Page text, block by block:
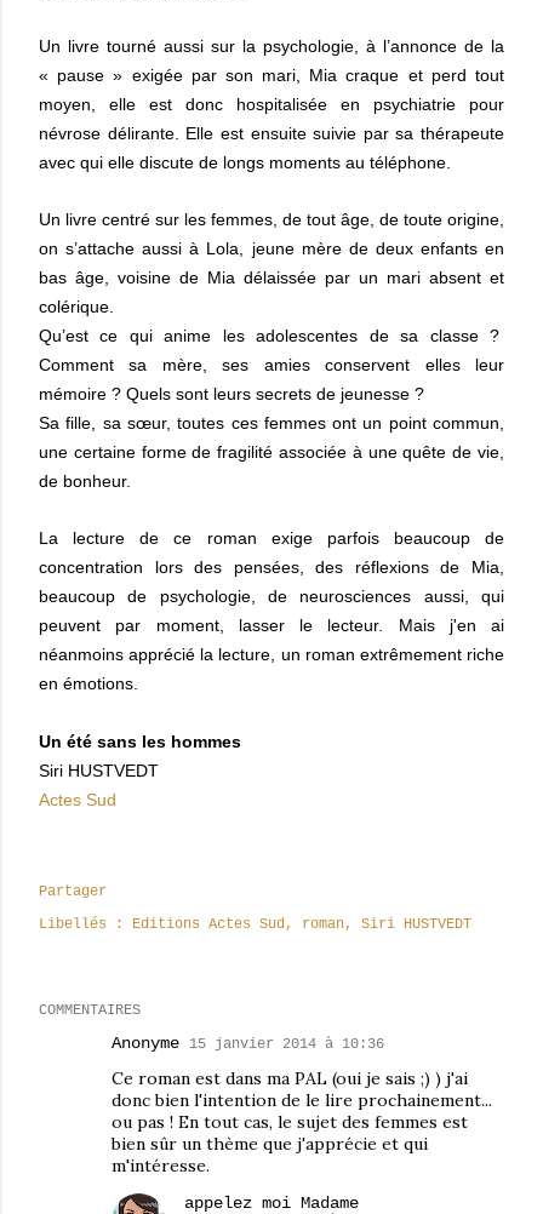
Un livre tourné aussi sur la psychologie, à l’annonce de la
« pause » exigée par son mari, Mia craque et perd tout
moyen, elle est donc hospitalisée en psychiatrie pour
névrose délirante. Elle est ensuite suivie par sa thérapeute
avec qui elle discute de longs moments au téléphone.
Un livre centré sur les femmes, de tout âge, de toute origine,
on s’attache aussi à Lola, jeune mère de deux enfants en
bas âge, voisine de Mia délaissée par un mari absent et
colérique.
Qu’est ce qui anime les adolescentes de sa classe ?
Comment sa mère, ses amies conservent elles leur
mémoire ? Quels sont leurs secrets de jeunesse ?
Sa fille, sa sœur, toutes ces femmes ont un point commun,
une certaine forme de fragilité associée à une quête de vie,
de bonheur.
La lecture de ce roman exige parfois beaucoup de
concentration lors des pensées, des réflexions de Mia,
beaucoup de psychologie, de neurosciences aussi, qui
peuvent par moment, lasser le lecteur. Mais j'en ai
néanmoins apprécié la lecture, un roman extrêmement riche
en émotions.
Un été sans les hommes
Siri HUSTVEDT
Actes Sud
Partager
Libellés :
Editions Actes Sud roman Siri HUSTVEDT
COMMENTAIRES
Anonyme 15 janvier 2014 à 10:36
Ce roman est dans ma PAL (oui je sais ;) ) j'ai
donc bien l'intention de le lire prochainement...
ou pas ! En tout cas, le sujet des femmes est
bien sûr un thème que j'apprécie et qui
m'intéresse.
appelez moi Madame